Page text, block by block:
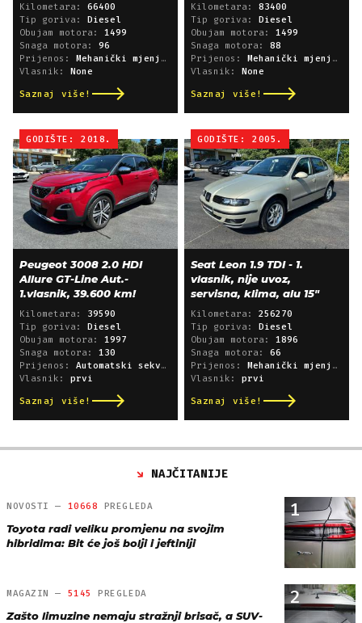
Kilometara: 66400
Tip goriva: Diesel
Obujam motora: 1499
Snaga motora: 96
Prijenos: Mehanički mjenjač
Vlasnik: None
Saznaj više!
Kilometara: 83400
Tip goriva: Diesel
Obujam motora: 1499
Snaga motora: 88
Prijenos: Mehanički mjenjač
Vlasnik: None
Saznaj više!
GODIŠTE: 2018.
Peugeot 3008 2.0 HDI
Allure GT-Line Aut.-
1.vlasnik, 39.600 km!
Kilometara: 39590
Tip goriva: Diesel
Obujam motora: 1997
Snaga motora: 130
Prijenos: Automatski sekvencijski
Vlasnik: prvi
Saznaj više!
GODIŠTE: 2005.
Seat Leon 1.9 TDI - 1.
vlasnik, nije uvoz,
servisna, klima, alu 15"
Kilometara: 256270
Tip goriva: Diesel
Obujam motora: 1896
Snaga motora: 66
Prijenos: Mehanički mjenjač
Vlasnik: prvi
Saznaj više!
NAJČITANIJE
1
NOVOSTI — 10668 PREGLEDA
Toyota radi veliku promjenu na svojim
hibridima: Bit će još bolji i jeftiniji
2
MAGAZIN — 5145 PREGLEDA
Zašto limuzine nemaju stražnji brisač, a SUV-